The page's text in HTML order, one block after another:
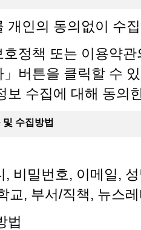
개인의 동의없이 수
정책 또는 이용약
」버튼을 클릭할 수
보 수집에 대해 동의
수집방법
, 비밀번호, 이메일,
교, 부서/직책, 뉴스
법